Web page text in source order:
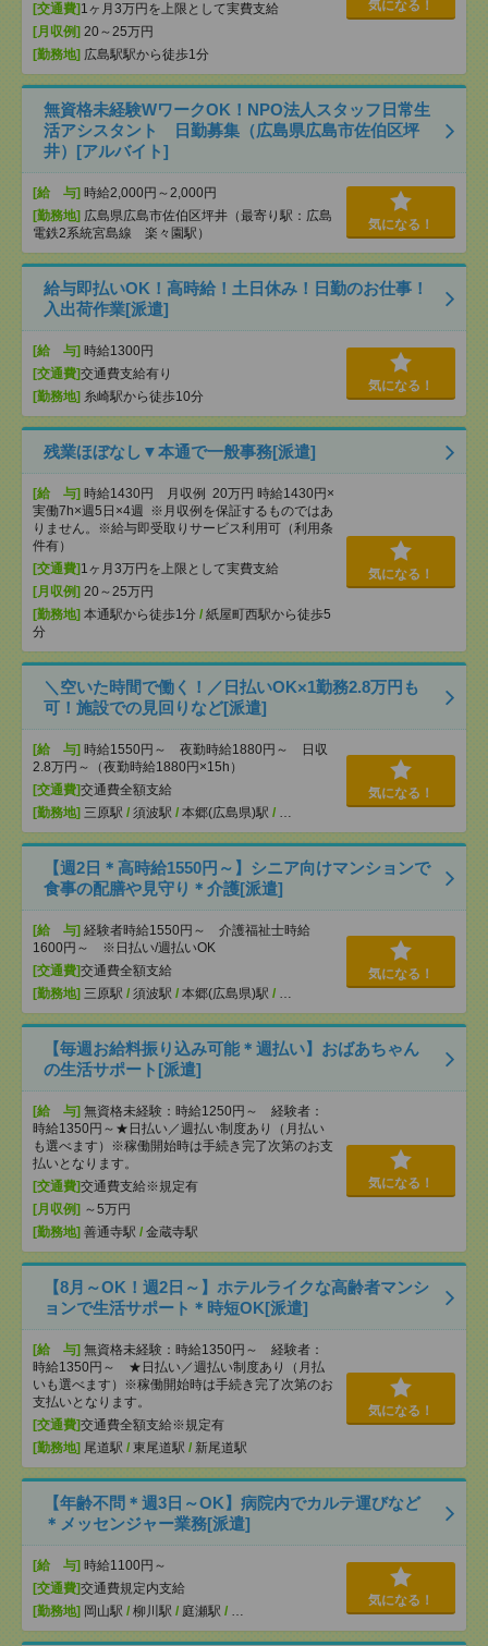
[交通費] 1ヶ月3万円を上限として実費支給
[月収例] 20～25万円
[勤務地] 広島駅駅から徒歩1分
気になる！
無資格未経験WワークOK！NPO法人スタッフ日常生
活アシスタント 日勤募集（広島県広島市佐伯区坪
井）[アルバイト]
[給 与] 時給2,000円～2,000円
[勤務地] 広島県広島市佐伯区坪井（最寄り駅：広島
電鉄2系統宮島線 楽々園駅）
気になる！
給与即払いOK！高時給！土日休み！日勤のお仕事！
入出荷作業[派遣]
[給 与] 時給1300円
[交通費]交通費支給有り
[勤務地] 糸崎駅から徒歩10分
気になる！
残業ほぼなし▼本通で一般事務[派遣]
[給 与] 時給1430円 月収例 20万円 時給1430円×
実働7h×週5日×4週 ※月収例を保証するものではあ
りません。※給与即受取りサービス利用可（利用条
件有）
[交通費] 1ヶ月3万円を上限として実費支給
[月収例] 20～25万円
[勤務地] 本通駅から徒歩1分 / 紙屋町西駅から徒歩5
分
気になる！
＼空いた時間で働く！／日払いOK×1勤務2.8万円も
可！施設での見回りなど[派遣]
[給 与] 時給1550円～ 夜勤時給1880円～ 日収
2.8万円～（夜勤時給1880円×15h）
[交通費]交通費全額支給
[勤務地] 三原駅 / 須波駅 / 本郷(広島県)駅 / …
気になる！
【週2日＊高時給1550円～】シニア向けマンションで
食事の配膳や見守り＊介護[派遣]
[給 与] 経験者時給1550円～ 介護福祉士時給
1600円～ ※日払い/週払いOK
[交通費]交通費全額支給
[勤務地] 三原駅 / 須波駅 / 本郷(広島県)駅 / …
気になる！
【毎週お給料振り込み可能＊週払い】おばあちゃん
の生活サポート[派遣]
[給 与] 無資格未経験：時給1250円～ 経験者：
時給1350円～★日払い／週払い制度あり（月払い
も選べます）※稼働開始時は手続き完了次第のお支
払いとなります。
[交通費]交通費支給※規定有
[月収例] ～5万円
[勤務地] 善通寺駅 / 金蔵寺駅
気になる！
【8月～OK！週2日～】ホテルライクな高齢者マンシ
ョンで生活サポート＊時短OK[派遣]
[給 与] 無資格未経験：時給1350円～ 経験者：
時給1350円～ ★日払い／週払い制度あり（月払
いも選べます）※稼働開始時は手続き完了次第のお
支払いとなります。
[交通費]交通費全額支給※規定有
[勤務地] 尾道駅 / 東尾道駅 / 新尾道駅
気になる！
【年齢不問＊週3日～OK】病院内でカルテ運びなど
＊メッセンジャー業務[派遣]
[給 与] 時給1100円～
[交通費]交通費規定内支給
[勤務地] 岡山駅 / 柳川駅 / 庭瀬駅 / …
気になる！